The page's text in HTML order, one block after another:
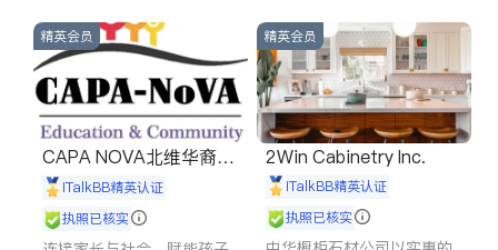
建筑合同、刑事案件全包办
信托/遗嘱
商业
索赔
律师-其它 保释
精英会员
CAPA NOVA北维华裔家
长会iTalkBB精英认证
执照已核实
精英会员
2Win Cabinetry Inc.
iTalkBB精英认证
执照已核实